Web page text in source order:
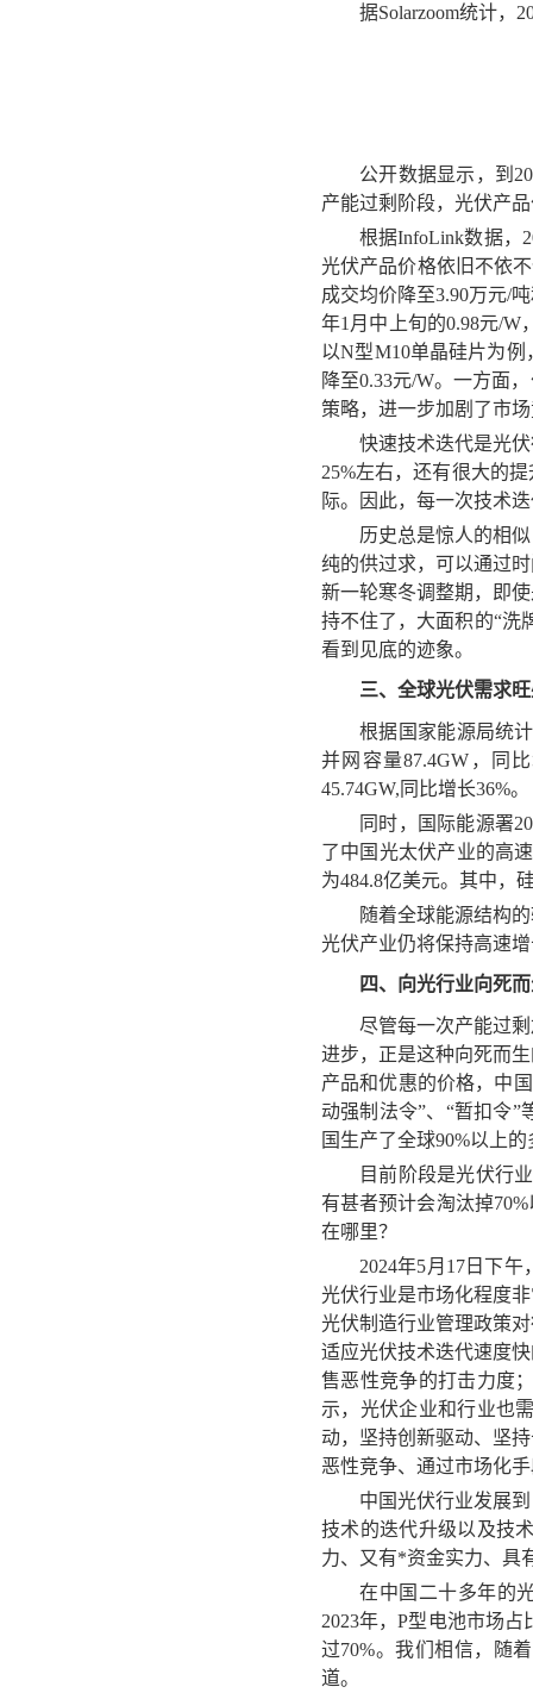
据Solarzoom统计，
公开数据显示，到
产能过剩阶段，光伏产
根据InfoLink数据，
光伏产品价格依旧不依
成交均价降至3.90万元/
年1月中上旬的0.98元/W
以N型M10单晶硅片为例
降至0.33元/W。一方面
策略，进一步加剧了市
快速技术迭代是光
25%左右，还有很大的
际。因此，每一次技术
历史总是惊人的相
纯的供过求，可以通过
新一轮寒冬调整期，即
持不住了，大面积的“洗
看到见底的迹象。
三、全球光伏需求
根据国家能源局统
并网容量87.4GW ，
同
45.74GW, 同比增长36%。
同时，
国际能源署
了中国光太伏产业的高
为484.8亿美元。其中，
随着全球能源结构
光伏产业仍将保持高速
四、 向光行业向死
尽管每一次产能过
进步，正是这种向死而
产品和优惠的价格，中
动强制法令”、“暂扣令”
国生产了全球90%以上
目前阶段是光伏行
有甚者预计会淘汰掉
在哪里？
2024年5月17日下午
光伏行业是市场化程度
光伏制造行业管理政策
适应光伏技术迭代速度
售恶性竞争的打击力度
示，光伏企业和行业也
动，坚持创新驱动、坚
恶性竞争、通过市场化
中国光伏行业发展
技术的迭代升级以及技
力、又有*资金实力、具
在中国二十多年的
2023年，P型电池市场
过70%。我们相信，随
道。